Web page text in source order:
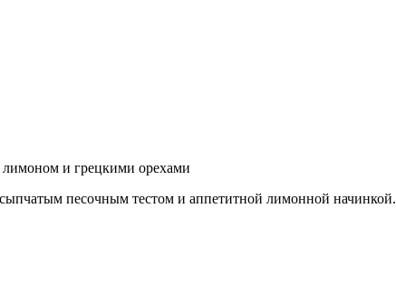
и грецкими орехами
песочным тестом и аппетитной лимонной начинкой.